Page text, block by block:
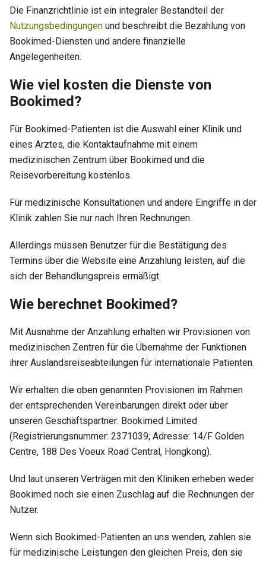
Die Finanzrichtlinie ist ein integraler Bestandteil der
Nutzungsbedingungen und beschreibt die Bezahlung von
Bookimed-Diensten und andere finanzielle
Angelegenheiten.
Wie viel kosten die Dienste von
Bookimed?
Für Bookimed-Patienten ist die Auswahl einer Klinik und
eines Arztes, die Kontaktaufnahme mit einem
medizinischen Zentrum über Bookimed und die
Reisevorbereitung kostenlos.
Für medizinische Konsultationen und andere Eingriffe in der
Klinik zahlen Sie nur nach Ihren Rechnungen.
Allerdings müssen Benutzer für die Bestätigung des
Termins über die Website eine Anzahlung leisten, auf die
sich der Behandlungspreis ermäßigt.
Wie berechnet Bookimed?
Mit Ausnahme der Anzahlung erhalten wir Provisionen von
medizinischen Zentren für die Übernahme der Funktionen
ihrer Auslandsreiseabteilungen für internationale Patienten.
Wir erhalten die oben genannten Provisionen im Rahmen
der entsprechenden Vereinbarungen direkt oder über
unseren Geschäftspartner: Bookimed Limited
(Registrierungsnummer: 2371039; Adresse: 14/F Golden
Centre, 188 Des Voeux Road Central, Hongkong).
Und laut unseren Verträgen mit den Kliniken erheben weder
Bookimed noch sie einen Zuschlag auf die Rechnungen der
Nutzer.
Wenn sich Bookimed-Patienten an uns wenden, zahlen sie
für medizinische Leistungen den gleichen Preis, den sie